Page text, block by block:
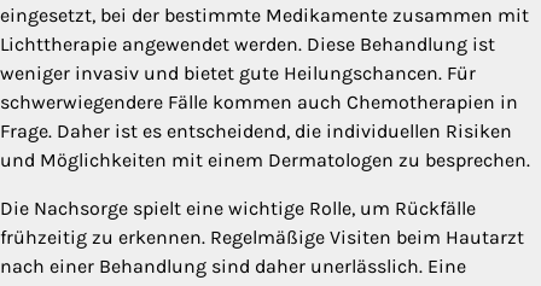
eingesetzt, bei der bestimmte Medikamente zusammen mit
Lichttherapie angewendet werden. Diese Behandlung ist
weniger invasiv und bietet gute Heilungschancen. Für
schwerwiegendere Fälle kommen auch Chemotherapien in
Frage. Daher ist es entscheidend, die individuellen Risiken
und Möglichkeiten mit einem Dermatologen zu besprechen.
Die Nachsorge spielt eine wichtige Rolle, um Rückfälle
frühzeitig zu erkennen. Regelmäßige Visiten beim Hautarzt
nach einer Behandlung sind daher unerlässlich. Eine